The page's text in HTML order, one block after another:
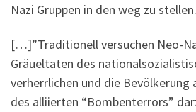
Nazi Gruppen in den weg zu stellen.
[…]”Traditionell versuchen Neo-
Gräueltaten des
verherrlichen und die Bevölkerung
des alliierten “Bombenterrors”